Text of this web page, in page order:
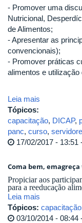
- Promover uma
Nutricional,
de Alimentos;
- Apresentar as
convencionais);
- Promover práticas
alimentos e utilização
Leia mais
Tópicos:
capacitação, DICAP,
panc, curso,
17/02/2017 - 13:51
Coma bem,
Propiciar aos
para a reeducação
Leia mais
Tópicos: capacitação
03/10/2014 - 08:44